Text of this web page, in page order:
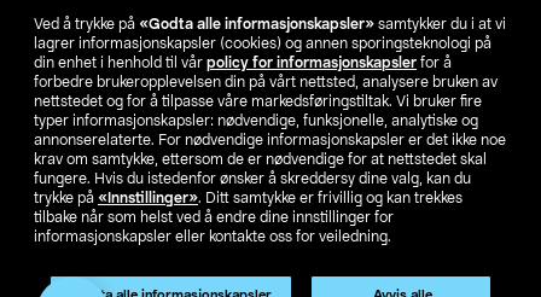
Ved å trykke på «Godta alle informasjonskapsler» samtykker du i at vi
lagrer informasjonskapsler (cookies) og annen sporingsteknologi på
din enhet i henhold til vår policy for informasjonskapsler for å
forbedre brukeropplevelsen din på vårt nettsted, analysere bruken av
nettstedet og for å tilpasse våre markedsføringstiltak. Vi bruker fire
typer informasjonskapsler: nødvendige, funksjonelle, analytiske og
annonserelaterte. For nødvendige informasjonskapsler er det ikke noe
krav om samtykke, ettersom de er nødvendige for at nettstedet skal
fungere. Hvis du istedenfor ønsker å skreddersy dine valg, kan du
trykke på «Innstillinger». Ditt samtykke er frivillig og kan trekkes
tilbake når som helst ved å endre dine innstillinger for
informasjonskapsler eller kontakte oss for veiledning.
Produktet har utgått
Finn din butikk
SE NO FI
Endre til priser ekskl. moms